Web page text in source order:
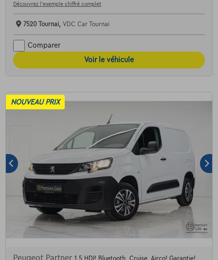
Découvrez l’exemple chiffré complet
7520 Tournai, VDC Car Tournai
Comparer
Voir le véhicule
NOUVEAU PRIX
Peugeot Partner 1.5 HDI! Bluetooth, Cruise, Airco! Garantie!